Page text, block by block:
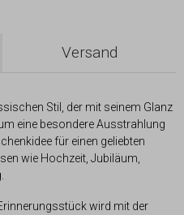
Versand
Stil, der mit seinem Glanz
eine besondere Ausstrahlung
für einen geliebten
wie Hochzeit, Jubiläum,
wird mit der